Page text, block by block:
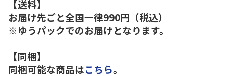
【送料】
お届け先ごと全国一律990円（税込）
※ゆうパックでのお届けとなります。
【同梱】
同梱可能な商品はこちら。